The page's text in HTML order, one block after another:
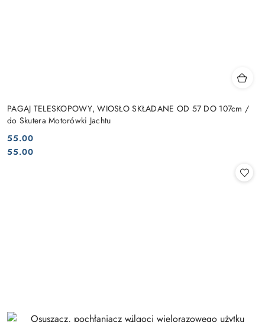
PAGAJ TELESKOPOWY, WIOSŁO SKŁADANE OD 57 DO 107cm /
do Skutera Motorówki Jachtu
Cena:
55.00
Cena:
55.00